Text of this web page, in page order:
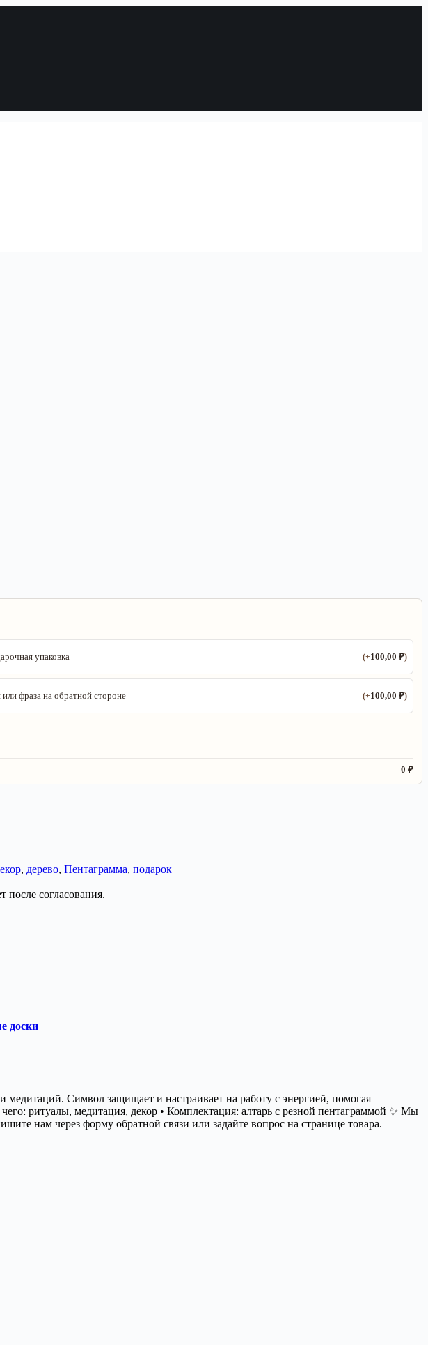
упаковка (+100,00 ₽)
фраза на обратной стороне (+100,00 ₽)
0 ₽
, дерево, Пентаграмма, подарок
согласования.
доски
медитаций. Символ защищает и настраивает на работу с энергией, помогая
ритуалы, медитация, декор • Комплектация: алтарь с резной пентаграммой ✨ Мы
нам через форму обратной связи или задайте вопрос на странице товара.